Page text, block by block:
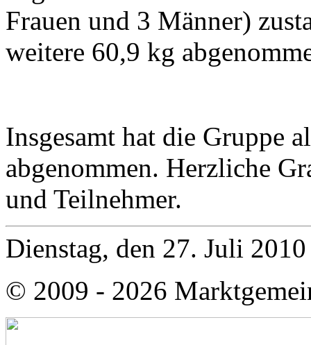
Frauen und 3 Männer)
weitere 60,9 kg
Insgesamt hat die Gruppe
abgenommen. Herzliche
und Teilnehmer.
Dienstag, den 27. Juli
© 2009 - 2026